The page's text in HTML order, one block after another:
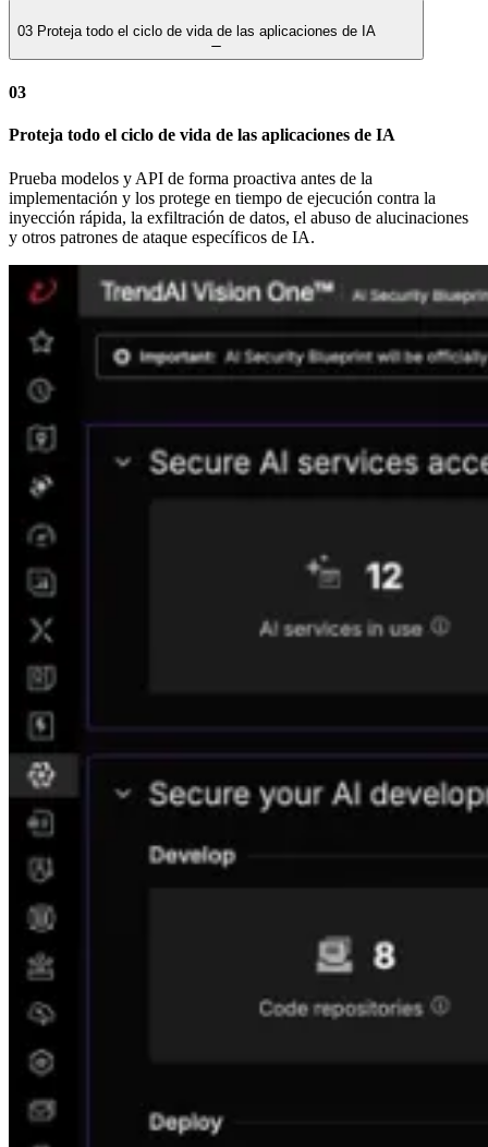
03 Proteja todo el ciclo de vida de las aplicaciones de IA
03
Proteja todo el ciclo de vida de las aplicaciones de IA
Prueba modelos y API de forma proactiva antes de la
implementación y los protege en tiempo de ejecución contra la
inyección rápida, la exfiltración de datos, el abuso de alucinaciones
y otros patrones de ataque específicos de IA.